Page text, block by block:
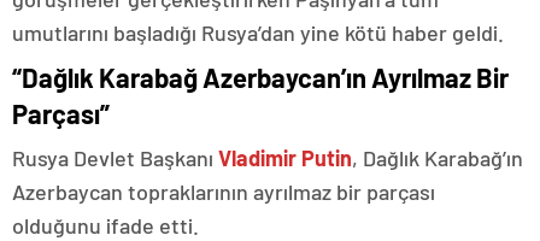
umutlarını başladığı Rusya’dan yine kötü haber geldi.
“Dağlık Karabağ Azerbaycan’ın Ayrılmaz Bir
Parçası”
Rusya Devlet Başkanı Vladimir Putin, Dağlık Karabağ’ın
Azerbaycan topraklarının ayrılmaz bir parçası
olduğunu ifade etti.